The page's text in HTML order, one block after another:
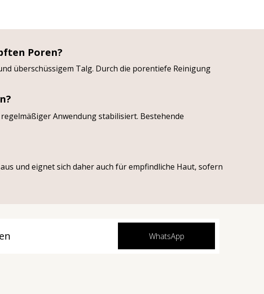
und eignet sich daher auch für empfindliche Haut, sofern
überschüssigem Talg. Durch die porentiefe Reinigung
Poren?
Anwendung stabilisiert. Bestehende
WhatsApp